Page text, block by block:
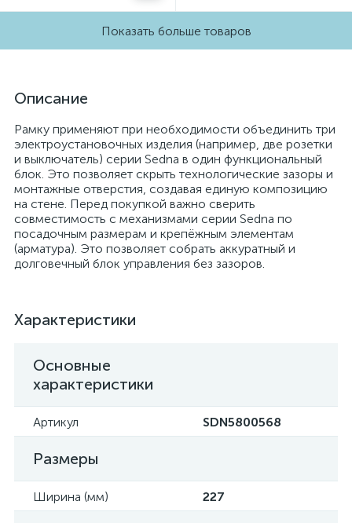
Показать больше товаров
Описание
Рамку применяют при необходимости объединить три
электроустановочных изделия (например, две розетки
и выключатель) серии Sedna в один функциональный
блок. Это позволяет скрыть технологические зазоры и
монтажные отверстия, создавая единую композицию
на стене. Перед покупкой важно сверить
совместимость с механизмами серии Sedna по
посадочным размерам и крепёжным элементам
(арматура). Это позволяет собрать аккуратный и
долговечный блок управления без зазоров.
Характеристики
Основные
характеристики
Артикул SDN5800568
Размеры
Ширина (мм) 227